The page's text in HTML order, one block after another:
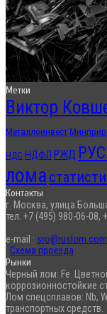
Метки
Виктор
Металлоинвест
НДС НДФЛ РЖД
лома
Контакты
г. Москва, улица
тел. +7 (495) 980-06-08,
e-mail : sro@ruslom.com
Схема проезда
Рынки
Черный лом: Fe.
коррозионностойкие
Лом спецсплавов: Nb,
транспортных средств.